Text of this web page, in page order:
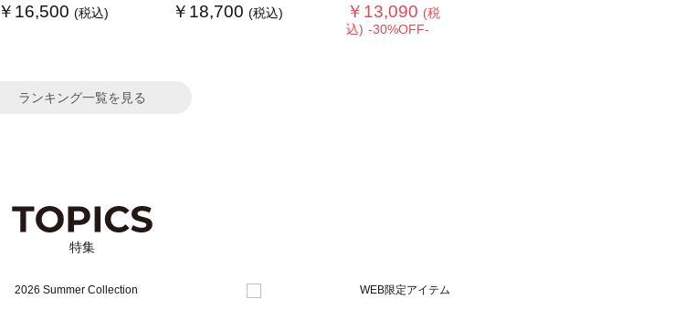
￥16,500 (税込) ￥18,700 (税込) ￥13,090 (税
込) -30%OFF-
ランキング一覧を見る
特集